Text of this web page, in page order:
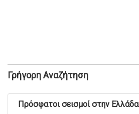
Γρήγορη Αναζήτηση
Πρόσφατοι σεισμοί στην Ελλάδα